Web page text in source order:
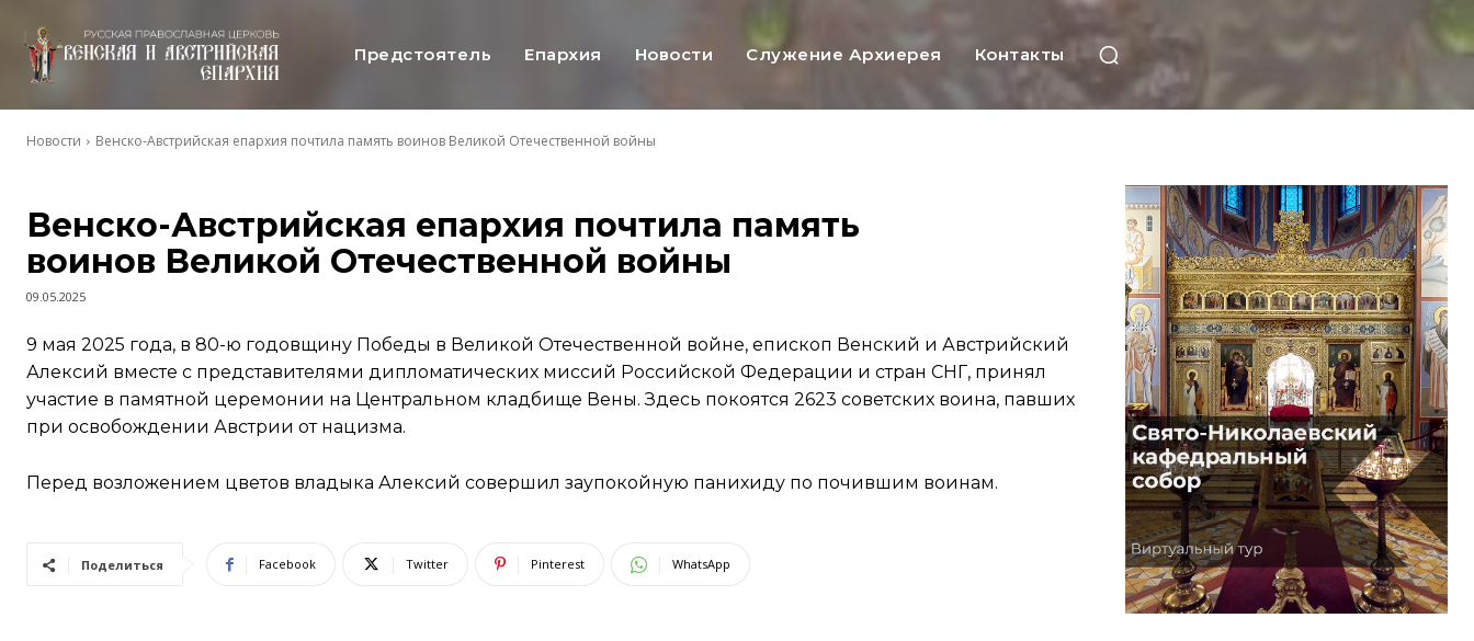
Предстоятель Епархия Новости Служение Архиерея Контакты
Новости Венско-Австрийская епархия почтила память воинов Великой Отечественной войны
Венско-Австрийская епархия почтила память
воинов Великой Отечественной войны
09.05.2025
9 мая 2025 года, в 80-ю годовщину Победы в Великой Отечественной войне, епископ Венский и Австрийский
Алексий вместе с представителями дипломатических миссий Российской Федерации и стран СНГ, принял
участие в памятной церемонии на Центральном кладбище Вены. Здесь покоятся 2623 советских воина, павших
при освобождении Австрии от нацизма.
Перед возложением цветов владыка Алексий совершил заупокойную панихиду по почившим воинам.
Поделиться Facebook Twitter Pinterest WhatsApp